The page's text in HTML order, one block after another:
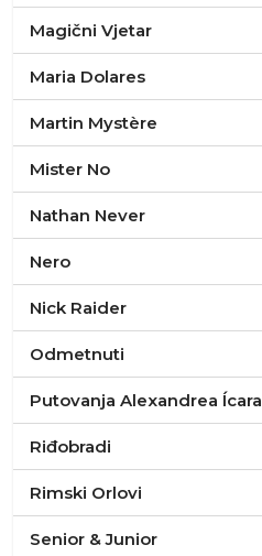
Magični Vjetar
Maria Dolares
Martin Mystère
Mister No
Nathan Never
Nero
Nick Raider
Odmetnuti
Putovanja Alexandrea Ícara
Riđobradi
Rimski Orlovi
Senior & Junior